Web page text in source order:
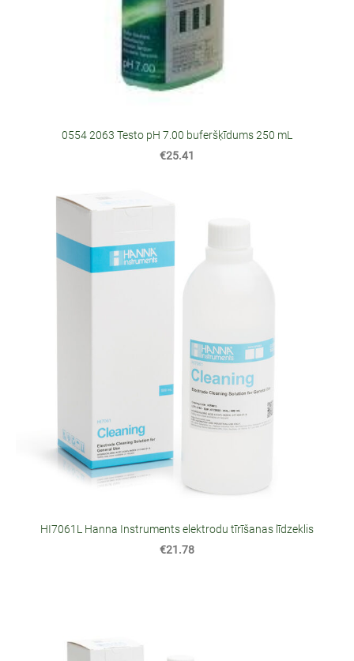
0554 2063 Testo pH 7.00 buferšķīdums 250 mL
€25.41
HI7061L Hanna Instruments elektrodu tīrīšanas līdzeklis
€21.78